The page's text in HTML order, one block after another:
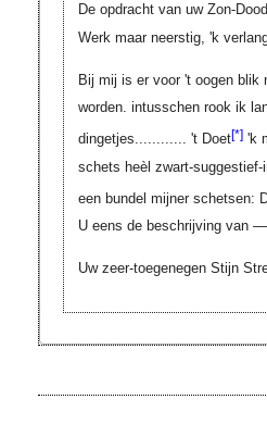
De opdracht van uw Zon-
Werk maar neerstig, 'k
Bij mij is er voor 't oogen blik
worden. intusschen rook ik
dingetjes............ 't Doet[*]'k
schets heèl zwart-
een bundel mijner schetsen:
U eens de beschrijving van —
Uw zeer-toegenegen Stijn